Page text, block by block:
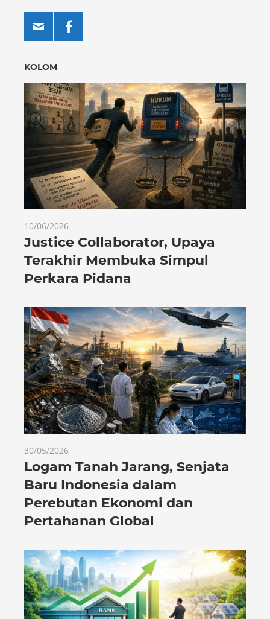
KOLOM
10/06/2026
Justice Collaborator, Upaya
Terakhir Membuka Simpul
Perkara Pidana
30/05/2026
Logam Tanah Jarang, Senjata
Baru Indonesia dalam
Perebutan Ekonomi dan
Pertahanan Global